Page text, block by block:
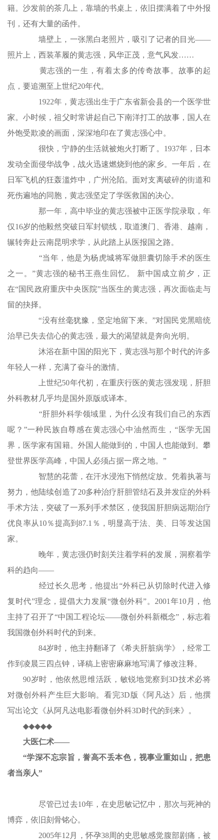
籍。沙发前的茶几上，靠墙的书桌上，依旧摆满着了中外报
刊，还有大量的函件。
墙壁上，一张黑白老照片，吸引了记者的目光——
照片上，西装革履的黄志强，风华正茂，意气风发……
黄志强的一生，有着太多的传奇故事。故事的起
点，要追溯至上世纪20年代。
1922年，黄志强出生于广东省新会县的一个医学世
家。小时候，祖父时常讲起自己下南洋打工的故事，国人在
外饱受欺凌的画面，深深地印在了黄志强心中。
很快，宁静的生活就被炮火打断了。1937年，日本
发动全面侵华战争，战火迅速燃烧到他的家乡。一年后，在
日军飞机的狂轰滥炸中，广州沦陷。面对支离破碎的街道和
死伤遍地的同胞，黄志强坚定了学医救国的决心。
那一年，高中毕业的黄志强被中正医学院录取，年
仅16岁的他毅然突破日军封锁线，取道澳门、香港、越南，
辗转奔赴云南昆明求学，从此踏上从医报国之路。
“当年，他是为杨虎城将军做胆囊切除手术的医生
之一。”黄志强的秘书王燕生回忆。 新中国成立前夕，正
在“国民政府重庆中央医院”当医生的黄志强，再次面临走与
留的抉择。
“没有丝毫犹豫，坚定地留下来。”对国民党黑暗统
治早已失去信心的黄志强，最大的渴望就是奔向光明。
沐浴在新中国的阳光下，黄志强与那个时代的许多
年轻人一样，充满了奋斗的激情。
上世纪50年代初，在重庆行医的黄志强发现，肝胆
外科教材几乎均是国外原版或译本。
“肝胆外科学领域里，为什么没有我们自己的东西
呢？”一种民族自尊感在黄志强心中油然而生，“医学无国
界，医学家有国籍。外国人能做到的，中国人也能做到。攀
登世界医学高峰，中国人必须占据一席之地。”
智慧的花蕾，在汗水浸泡下悄然绽放。凭着执著与
努力，他陆续创造了20多种治疗肝胆管结石及并发症的外科
手术方法，突破了一系列手术禁区，使我国肝胆病远期治疗
优良率从10％提高到87.1％，明显高于法、美、日等发达国
家。
晚年，黄志强仍时刻关注着学科的发展，洞察着学
科的趋向——
经过长久思考，他提出“外科已从切除时代进入修
复时代”理念，提倡大力发展“微创外科”。2001年10月，他
主持了召开了“中国工程论坛——微创外科新概念”，标志着
我国微创外科时代的到来。
84岁时，他主持翻译了《希夫肝脏病学》，经常工
作到凌晨三四点钟，译稿上密密麻麻地写满了修改注释。
90岁时，他依然思维活跃，敏锐地觉察到3D技术必将
对微创外科产生巨大影响。看完3D版《阿凡达》后，他撰
写出论文《从阿凡达电影看微创外科3D时代的到来》。
◆◆◆◆◆
大医仁术——
“学深不忘宗旨，誉高不丢本色，视事业重如山，把患
者当亲人”
尽管已过去10年，在史思敏记忆中，那次与死神的
博弈，依旧刻骨铭心。
2005年12月，怀孕38周的史思敏感觉腹部剧痛，被